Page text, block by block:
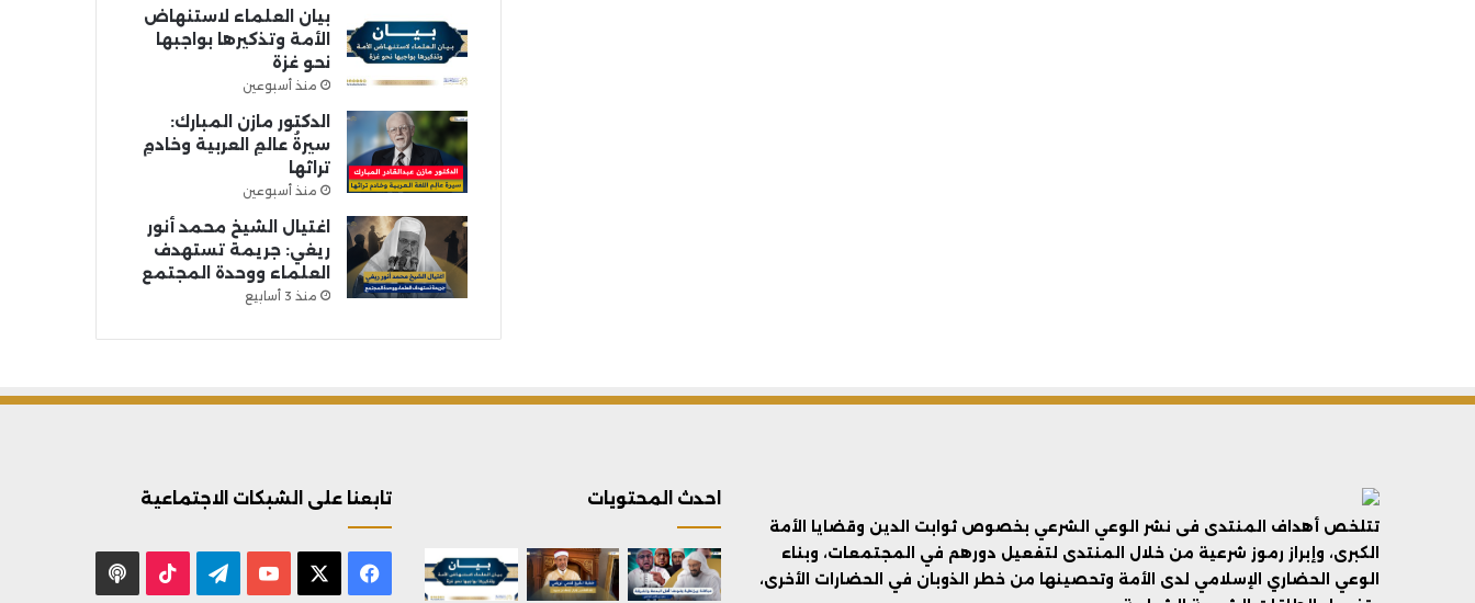
بيان العلماء لاستنهاض
الأمة وتذكيرها بواجبها
نحو غزة
منذ أسبوعين
الدكتور مازن المبارك:
سيرةُ عالمِ العربية وخادمِ
تراثها
منذ أسبوعين
اغتيال الشيخ محمد أنور
ريغي: جريمة تستهدف
العلماء ووحدة المجتمع
منذ 3 أسابيع
تتلخص أهداف المنتدى فى نشر الوعي الشرعي بخصوص ثوابت الدين وقضايا الأمة
الكبرى، وإبراز رموز شرعية من خلال المنتدى لتفعيل دورهم في المجتمعات، وبناء
الوعي الحضاري الإسلامي لدى الأمة وتحصينها من خطر الذوبان في الحضارات الأخرى،
احدث المحتويات تابعنا على الشبكات الاجتماعية
فيسبوك يوتيوب تيلقرام ‫TikTok